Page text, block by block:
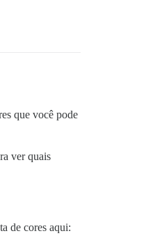
que você pode
ver quais
de cores aqui: